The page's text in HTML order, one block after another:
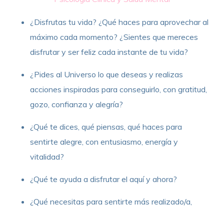
¿Disfrutas tu vida? ¿Qué haces para aprovechar al
máximo cada momento? ¿Sientes que mereces
disfrutar y ser feliz cada instante de tu vida?
¿Pides al Universo lo que deseas y realizas
acciones inspiradas para conseguirlo, con gratitud,
gozo, confianza y alegría?
¿Qué te dices, qué piensas, qué haces para
sentirte alegre, con entusiasmo, energía y
vitalidad?
¿Qué te ayuda a disfrutar el aquí y ahora?
¿Qué necesitas para sentirte más realizado/a,